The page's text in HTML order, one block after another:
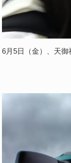
6月5日（金）、天